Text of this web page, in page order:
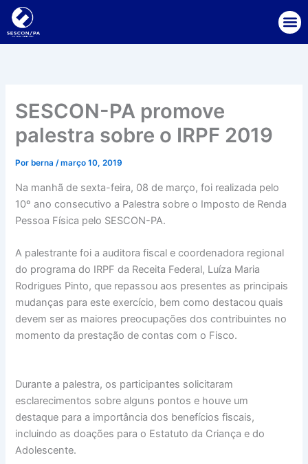
para
SESCON-PA promove
palestra sobre o IRPF 2019
Por berna/março 10, 2019
Na manhã de sexta-feira, 08 de março, foi realizada pelo
10º ano consecutivo a Palestra sobre o Imposto de Renda
Pessoa Física pelo SESCON-PA.
A palestrante foi a auditora fiscal e coordenadora regional
do programa do IRPF da Receita Federal, Luíza Maria
Rodrigues Pinto, que repassou aos presentes as principais
mudanças para este exercício, bem como destacou quais
devem ser as maiores preocupações dos contribuintes no
momento da prestação de contas com o Fisco.
Durante a palestra, os participantes solicitaram
esclarecimentos sobre alguns pontos e houve um
destaque para a importância dos benefícios fiscais,
incluindo as doações para o Estatuto da Criança e do
Adolescente.